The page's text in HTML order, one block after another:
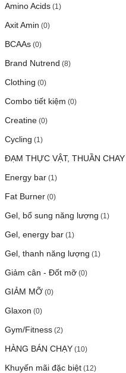
Amino Acids (1)
Axit Amin (0)
BCAAs (0)
Brand Nutrend (8)
Clothing (0)
Combo tiết kiệm (0)
Creatine (0)
Cycling (1)
ĐẠM THỰC VẬT, THUẦN CHAY
Energy bar (1)
Fat Burner (0)
Gel, bổ sung năng lượng (1)
Gel, energy bar (1)
Gel, thanh năng lượng (1)
Giảm cân - Đốt mỡ (0)
GIẢM MỠ (0)
Glaxon (0)
Gym/Fitness (2)
HÀNG BÁN CHẠY (10)
Khuyến mãi đặc biệt (12)